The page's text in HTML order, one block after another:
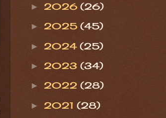
► 2026 (26)
► 2025 (45)
► 2024 (25)
► 2023 (34)
► 2022 (28)
► 2021 (28)